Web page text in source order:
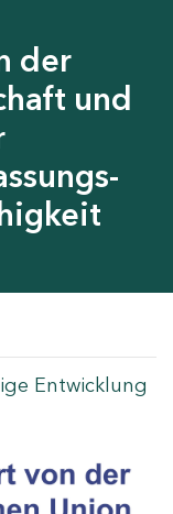
der
und
Entwicklung